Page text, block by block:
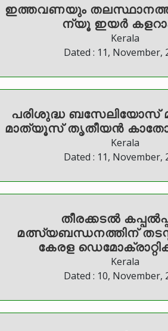
ഇത്തവണയും
ന്യൂ ഇയർ
Kerala
Dated : 11, November,
പരിശുദ്ധ ബസേലിയോസ്
മാത്യൂസ് തൃതീയൻ
Kerala
Dated : 11, November,
തീരക്കടൽ
മത്സ്യബന്ധനത്തിന് തടസ്സമാവരുത്:
കേരള ഡെമോക്രാറ്റിക്
Kerala
Dated : 10, November,